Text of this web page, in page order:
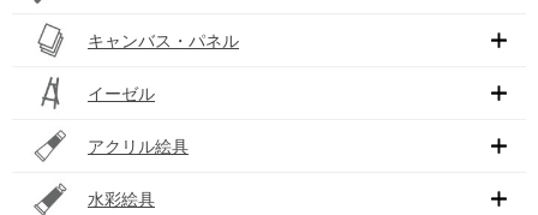
キャンバス・パネル
イーゼル
アクリル絵具
水彩絵具